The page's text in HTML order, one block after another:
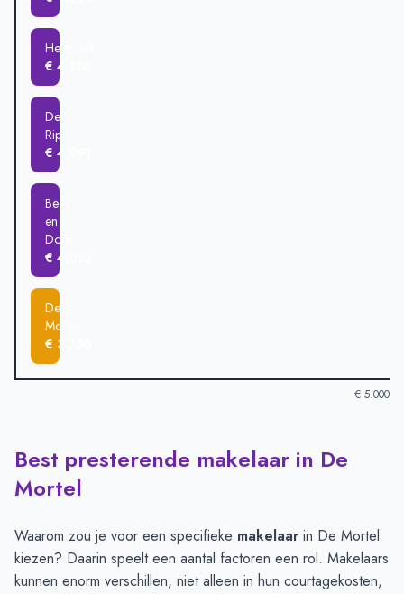
Helmond
€ 4.130
De
Rips
€ 4.091
Beek
en
Donk
€ 4.016
De
Mortel
€ 3.750
€ 5.000
Verkoopprijzen in andere plaatsen per m2-Afgelopen 3
Plaats
Handel
€ 4.475
Gemert
€ 4.292
Helmond
€ 4.130
Best presterende makelaar in De
Mortel
Waarom zou je voor een specifieke makelaar in De Mortel
kiezen? Daarin speelt een aantal factoren een rol. Makelaars
kunnen enorm verschillen, niet alleen in hun courtagekosten,